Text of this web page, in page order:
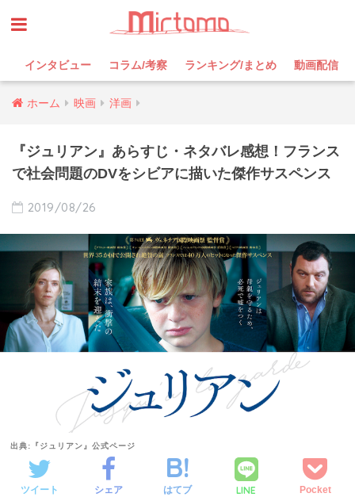
インタビュー コラム/考察 ランキング/まとめ 動画配信
ホーム 映画 洋画
『ジュリアン』あらすじ・ネタバレ感想！フランス
で社会問題のDVをシビアに描いた傑作サスペンス
2019/08/26
出典:『ジュリアン』公式ページ
ツイート シェア はてブ LINE Pocket